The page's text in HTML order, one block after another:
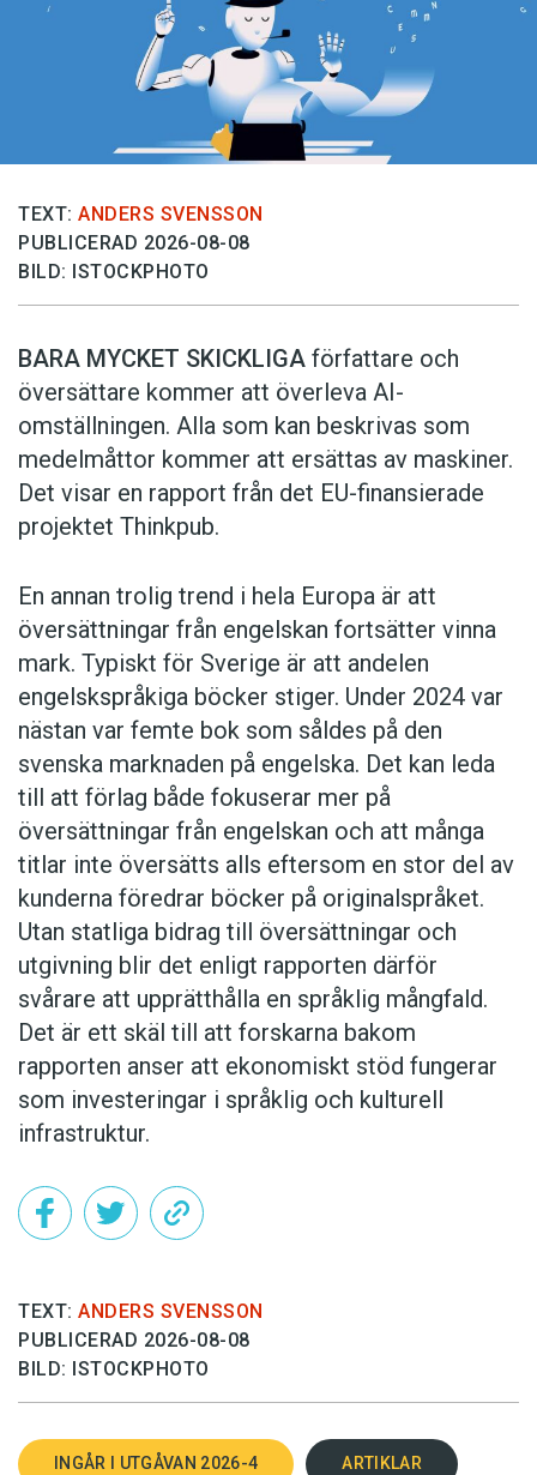
TEXT: ANDERS SVENSSON
PUBLICERAD 2026-08-08
BILD: ISTOCKPHOTO
BARA MYCKET SKICKLIGA författare och
översättare ­kommer att överleva AI-
omställningen. Alla som kan beskrivas som
medelmåttor kommer att ersättas av maskiner.
Det visar en rapport från det EU-finansierade
projektet Thinkpub.
En annan trolig trend i hela Europa är att
översättningar från engelskan fortsätter vinna
mark. Typiskt för Sverige är att andelen
engelskspråkiga böcker stiger. Under 2024 var
nästan var femte bok som såldes på den
svenska marknaden på engelska. Det kan leda
till att förlag både fokuserar mer på
översättningar från engelskan och att många
titlar inte översätts alls eftersom en stor del av
kunderna föredrar böcker på originalspråket.
Utan statliga bidrag till översättningar och
utgivning blir det enligt rapporten därför
svårare att upprätthålla en språklig mångfald.
Det är ett skäl till att forskarna bakom
rapporten anser att ekonomiskt stöd fungerar
som investeringar i språklig och kulturell
infrastruktur.
TEXT: ANDERS SVENSSON
PUBLICERAD 2026-08-08
BILD: ISTOCKPHOTO
INGÅR I UTGÅVAN 2026-4 ARTIKLAR